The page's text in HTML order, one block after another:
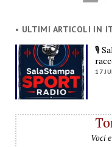
• ULTIMI ARTICOLI IN
🎙️
17
Voci